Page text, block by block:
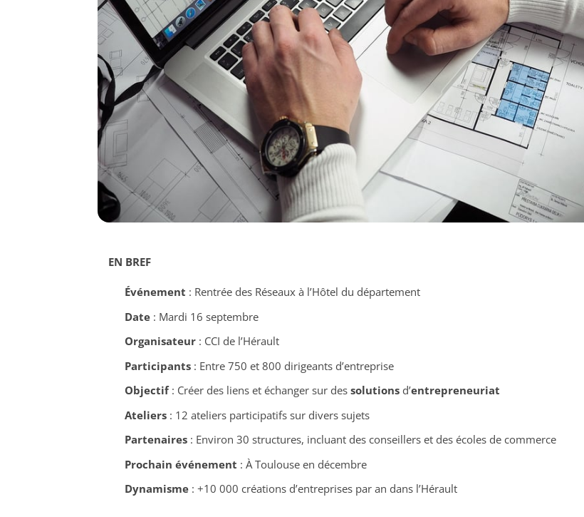
EN BREF
Événement : Rentrée des Réseaux à l’Hôtel du département
Date: Mardi 16 septembre
Organisateur: CCI de l’Hérault
Participants: Entre 750 et 800 dirigeants d’entreprise
Objectif: Créer des liens et échanger sur des solutionsd’entrepreneuriat
Ateliers: 12 ateliers participatifs sur divers sujets
Partenaires: Environ 30 structures, incluant des conseillers et des écoles de commerce
Prochain événement : À Toulouse en décembre
Dynamisme: +10 000 créations d’entreprises par an dans l’Hérault